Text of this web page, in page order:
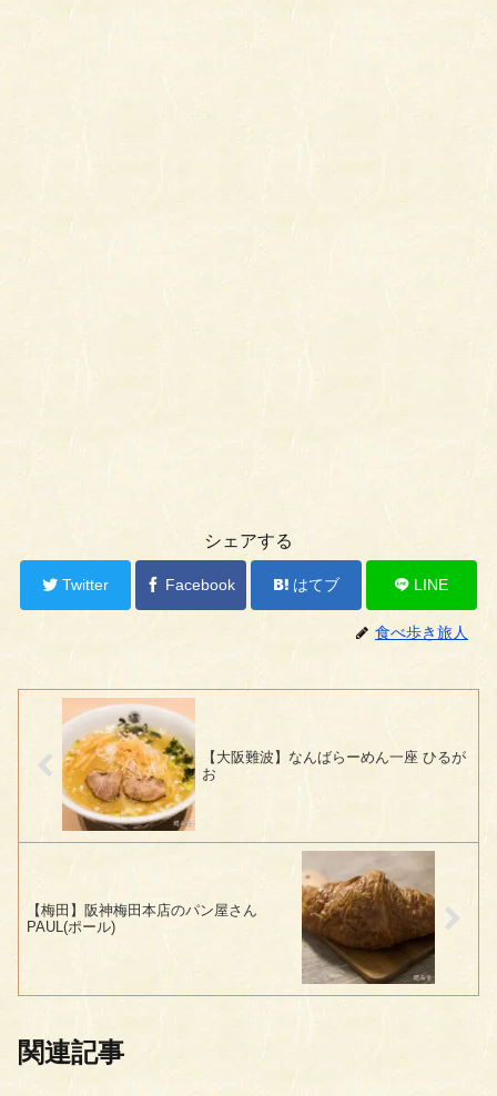
シェアする
Twitter Facebook はてブ LINE
食べ歩き旅人
【大阪難波】なんばらーめん一座 ひるが
お
【梅田】阪神梅田本店のパン屋さん
PAUL(ポール)
関連記事